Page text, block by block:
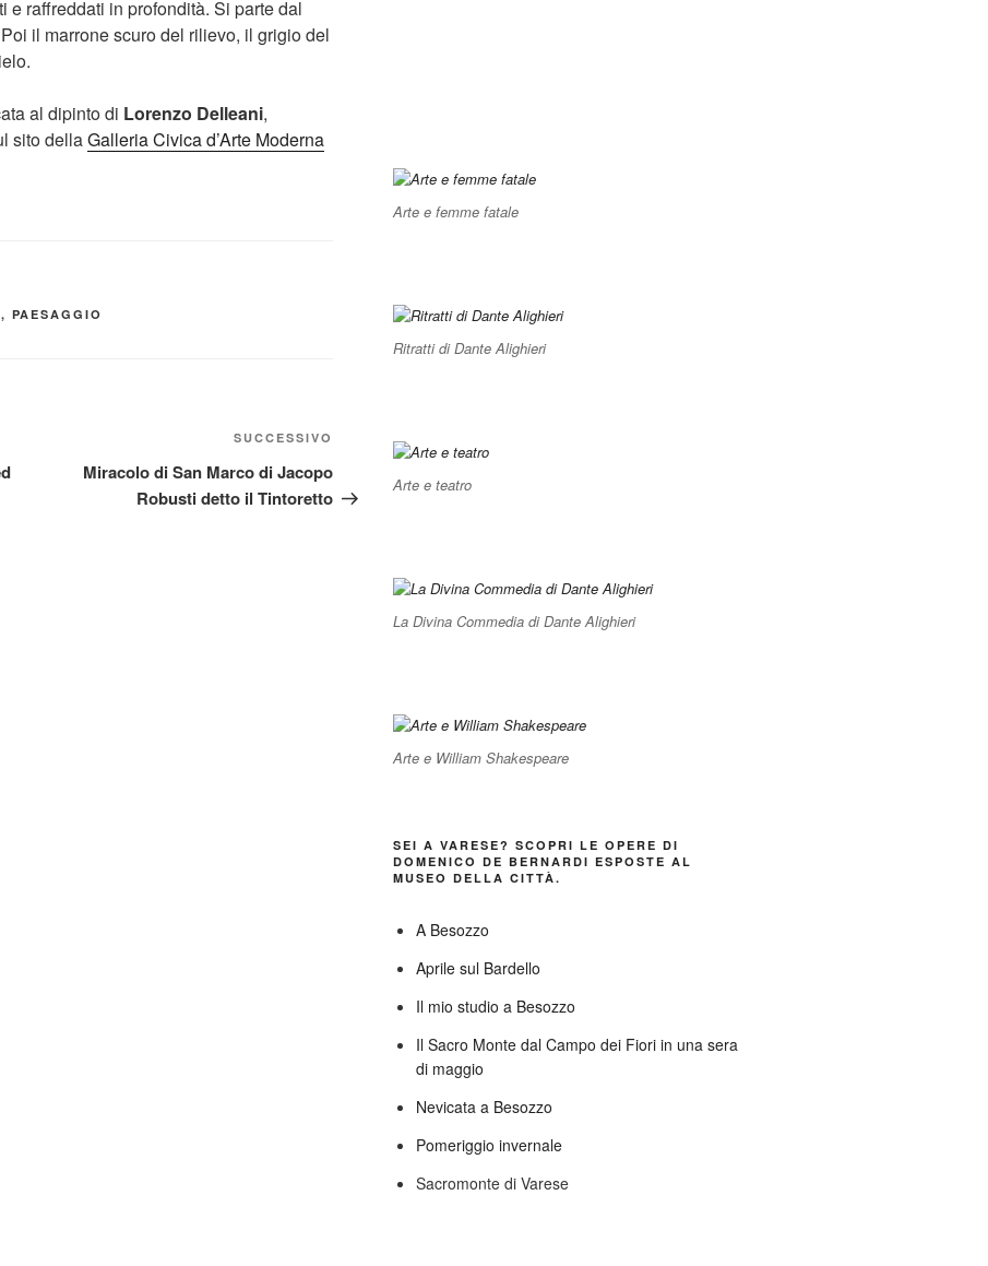
e raffreddati in profondità. Si parte dal
il marrone scuro del rilievo, il grigio del
al dipinto di Lorenzo Delleani,
sito dellaGalleria Civica d’Arte Moderna
, PAESAGGIO
Articolo
successivo
SUCCESSIVO
Miracolo di San Marco di Jacopo
Robusti detto il Tintoretto
Arte e femme fatale
Ritratti di Dante Alighieri
Arte e teatro
La Divina Commedia di Dante Alighieri
Arte e William Shakespeare
SEI A VARESE? SCOPRI LE OPERE DI
DOMENICO DE BERNARDI ESPOSTE AL
MUSEO DELLA CITTÀ.
A Besozzo
Aprile sul Bardello
Il mio studio a Besozzo
Il Sacro Monte dal Campo dei Fiori in una sera
di maggio
Nevicata a Besozzo
Pomeriggio invernale
Sacromonte di Varese